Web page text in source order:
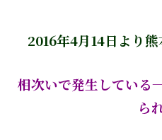
2016年4月14日より
相次いで発生している
ら